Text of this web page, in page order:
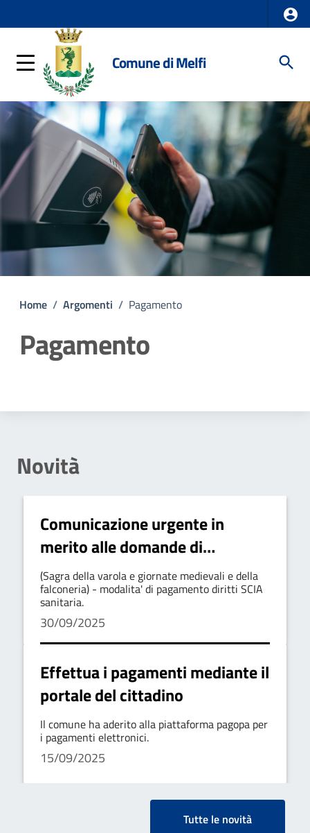
Comune di Melfi
Home / Argomenti / Pagamento
Pagamento
Novità
Comunicazione urgente in
merito alle domande di
autorizzazione per gli eventi
dell'ottobre melfitano
(Sagra della varola e giornate medievali e della
falconeria) - modalita' di pagamento diritti SCIA
sanitaria.
30/09/2025
Effettua i pagamenti mediante il
portale del cittadino
Il comune ha aderito alla piattaforma pagopa per
i pagamenti elettronici.
15/09/2025
Tutte le novità